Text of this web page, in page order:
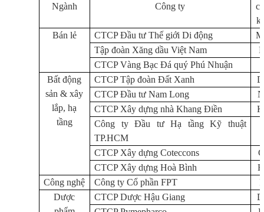
Ngành Công ty
Bán lẻ
CTCP Đầu tư Thế giới Di động
Tập đoàn Xăng dầu Việt Nam
CTCP Vàng Bạc Đá quý Phú Nhuận
Bất động
sản & xây
lắp, hạ
tầng
CTCP Tập đoàn Đất Xanh
CTCP Đầu tư Nam Long
CTCP Xây dựng nhà Khang Điền
Công ty Đầu tư Hạ tầng Kỹ thuật
TP.HCM
CTCP Xây dựng Coteccons
CTCP Xây dựng Hoà Bình
Công nghệ
Công ty Cổ phần FPT
Dược
CTCP Dược Hậu Giang